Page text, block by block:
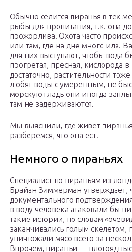
Обычно селится пиранья в тех
рыбы для пропитания, т.к. она
прожорлива. Охота часто
или там, где на дне много ила.
для них выступают, чтобы вода
прогретая, пресная, кислорода
достаточно, растительности
любят воды с умеренным, не
морскую гладь они иногда
там не задерживаются.
Мы выяснили, где живет
разберемся, что она ест.
Немного о пираньях
Специалист по пираньям из
Брайан Зиммерман утверждает,
документального
в воду человека атаковали бы
такие истории, по словам
заканчивались голым скелетом,
уничтожали мясо всего за
Впрочем, пираньи —